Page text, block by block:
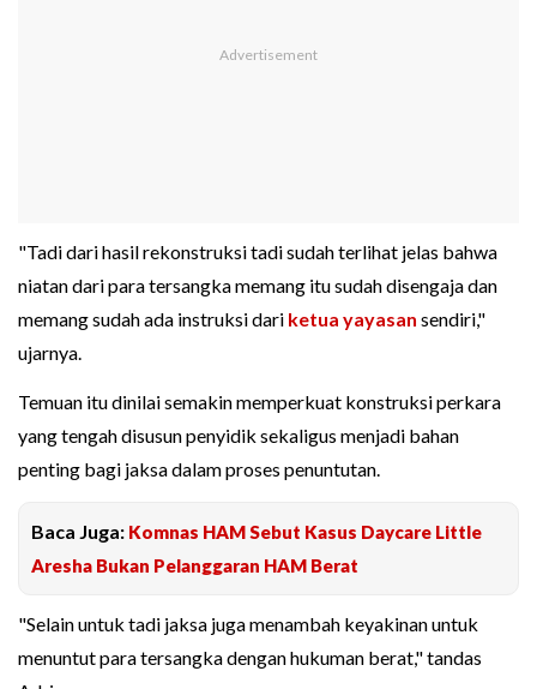
"Tadi dari hasil rekonstruksi tadi sudah terlihat jelas bahwa
niatan dari para tersangka memang itu sudah disengaja dan
memang sudah ada instruksi dari ketua yayasan sendiri,"
ujarnya.
Temuan itu dinilai semakin memperkuat konstruksi perkara
yang tengah disusun penyidik sekaligus menjadi bahan
penting bagi jaksa dalam proses penuntutan.
Baca Juga: Komnas HAM Sebut Kasus Daycare Little
Aresha Bukan Pelanggaran HAM Berat
"Selain untuk tadi jaksa juga menambah keyakinan untuk
menuntut para tersangka dengan hukuman berat," tandas